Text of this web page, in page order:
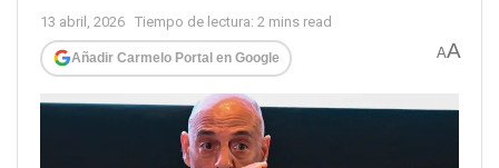
13 abril, 2026 Tiempo de lectura: 2 mins read
Añadir Carmelo Portal en Google AA